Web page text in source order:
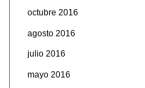
octubre 2016
agosto 2016
julio 2016
mayo 2016